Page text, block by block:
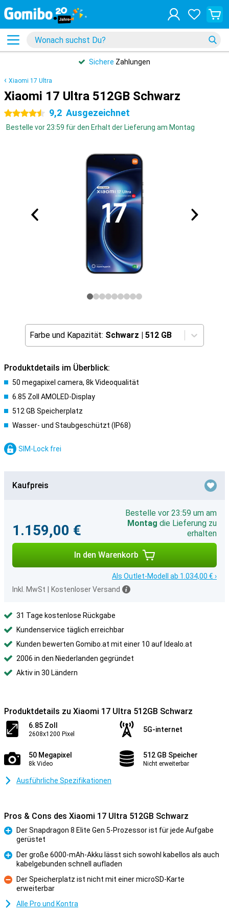
Sichere Zahlungen
Xiaomi 17 Ultra
Xiaomi 17 Ultra 512GB Schwarz
4.5 Sterne 9,2 Ausgezeichnet
Bestelle vor 23:59 für den Erhalt der Lieferung am Montag
Farbe und Kapazität: Schwarz | 512 GB
Produktdetails im Überblick:
50 megapixel camera, 8k Videoqualität
6.85 Zoll AMOLED-Display
512 GB Speicherplatz
Wasser- und Staubgeschützt (IP68)
SIM-Lock frei
Kaufpreis
1.159,00 €
Bestelle vor 23:59 um am
Montag die Lieferung zu
erhalten
In den Warenkorb
Als Outlet-Modell ab 1.034,00 € ›
Inkl. MwSt
Kostenloser Versand
31 Tage kostenlose Rückgabe
Kundenservice täglich erreichbar
Kunden bewerten Gomibo.at mit einer 10 auf Idealo.at
2006 in den Niederlanden gegründet
Aktiv in 30 Ländern
Produktdetails zu Xiaomi 17 Ultra 512GB Schwarz
6.85 Zoll
2608x1200 Pixel
5G-internet
50 Megapixel
8k Video
512 GB Speicher
Nicht erweiterbar
Ausführliche Spezifikationen
Pros & Cons des Xiaomi 17 Ultra 512GB Schwarz
Der Snapdragon 8 Elite Gen 5-Prozessor ist für jede Aufgabe
gerüstet
Der große 6000-mAh-Akku lässt sich sowohl kabellos als auch
kabelgebunden schnell aufladen
Kontra
Der Speicherplatz ist nicht mit einer microSD-Karte
erweiterbar
Alle Pro und Kontra